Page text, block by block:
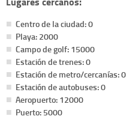
Centro de la ciudad: 0
Playa: 2000
Campo de golf: 15000
Estación de trenes: 0
Estación de metro/cercanías: 0
Estación de autobuses: 0
Aeropuerto: 12000
Puerto: 5000